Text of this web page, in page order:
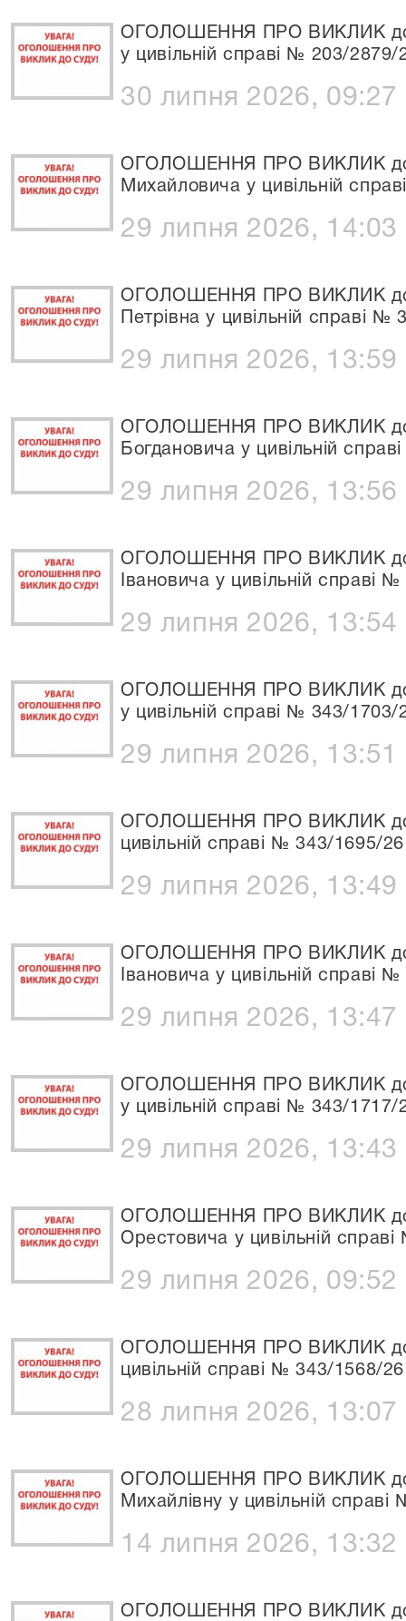
ОГОЛОШЕННЯ ПРО ВИКЛИК до
у цивільній справі № 203/2879/
30 липня 2026, 09:27
ОГОЛОШЕННЯ ПРО ВИКЛИК до
Михайловича у цивільній
29 липня 2026, 14:03
ОГОЛОШЕННЯ ПРО ВИКЛИК до
Петрівна у цивільній справі №
29 липня 2026, 13:59
ОГОЛОШЕННЯ ПРО ВИКЛИК до
Богдановича у цивільній
29 липня 2026, 13:56
ОГОЛОШЕННЯ ПРО ВИКЛИК до
Івановича у цивільній справі
29 липня 2026, 13:54
ОГОЛОШЕННЯ ПРО ВИКЛИК до
у цивільній справі № 343/1703/
29 липня 2026, 13:51
ОГОЛОШЕННЯ ПРО ВИКЛИК до
цивільній справі № 343/1695/26
29 липня 2026, 13:49
ОГОЛОШЕННЯ ПРО ВИКЛИК до
Івановича у цивільній справі
29 липня 2026, 13:47
ОГОЛОШЕННЯ ПРО ВИКЛИК до
у цивільній справі № 343/1717/
29 липня 2026, 13:43
ОГОЛОШЕННЯ ПРО ВИКЛИК
Орестовича у цивільній
29 липня 2026, 09:52
ОГОЛОШЕННЯ ПРО ВИКЛИК до
цивільній справі № 343/1568/26
28 липня 2026, 13:07
ОГОЛОШЕННЯ ПРО ВИКЛИК до
Михайлівну у цивільній
14 липня 2026, 13:32
ОГОЛОШЕННЯ ПРО ВИКЛИК до